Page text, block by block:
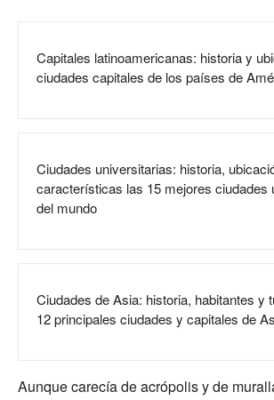
Capitales latinoamericanas: historia y
ciudades capitales de los países de
Ciudades universitarias: historia,
características las 15 mejores ciudades
del mundo
Ciudades de Asia: historia, habitantes y
12 principales ciudades y capitales de
Aunque carecía de acrópolis y de